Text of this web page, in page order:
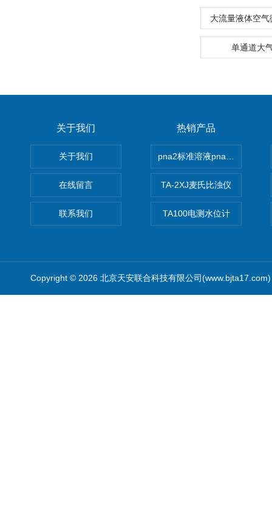
大流量液体空
单通道大
关于我们
关于我们
在线留言
联系我们
热销产品
pna2标准溶液pna3 pna4
TA-2XJ麦氏比浊仪
TA100电测水位计
Copyright © 2026 北京天安联合科技有限公司